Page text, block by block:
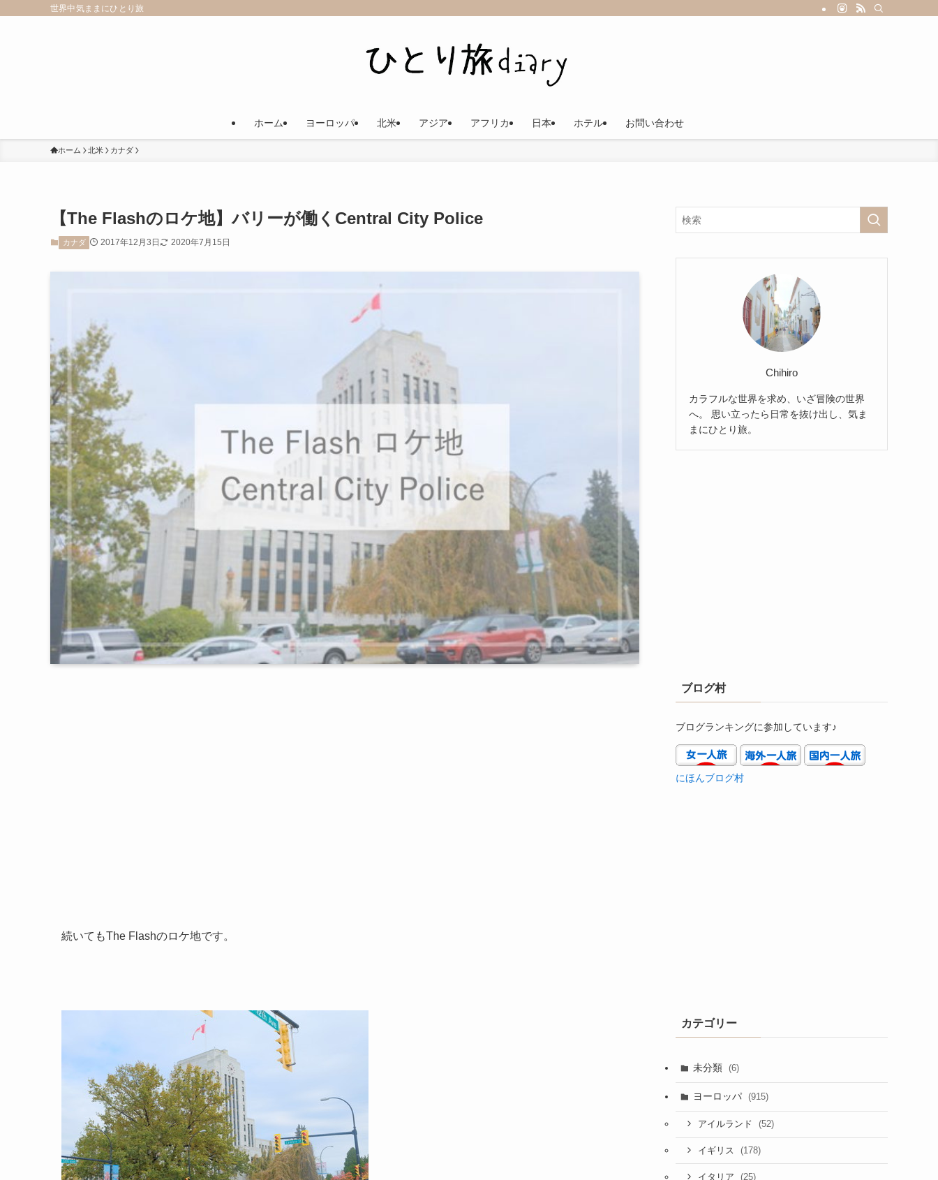
世界中気ままにひとり旅
ホーム ヨーロッパ 北米 アジア アフリカ 日本 ホテル お問い合わせ
ホーム 北米 カナダ
【The Flashのロケ地】バリーが働くCentral City Police
カナダ 2017年12月3日 2020年7月15日
続いてもThe Flashのロケ地です。
Chihiro
カラフルな世界を求め、いざ冒険の世界
へ。 思い立ったら日常を抜け出し、気ま
まにひとり旅。
ブログ村
ブログランキングに参加しています♪
にほんブログ村
カテゴリー
未分類 (6)
ヨーロッパ (915)
アイルランド (52)
イギリス (178)
イタリア (25)